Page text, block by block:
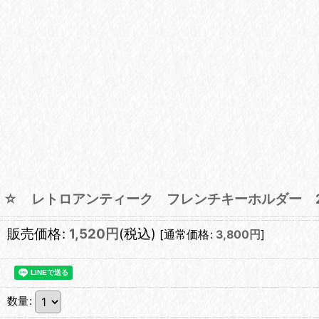
☆ レトロアンティーク フレンチキーホルダ
販売価格: 1,520 円 (税込) [通常価格: 3,800 円]
数量: